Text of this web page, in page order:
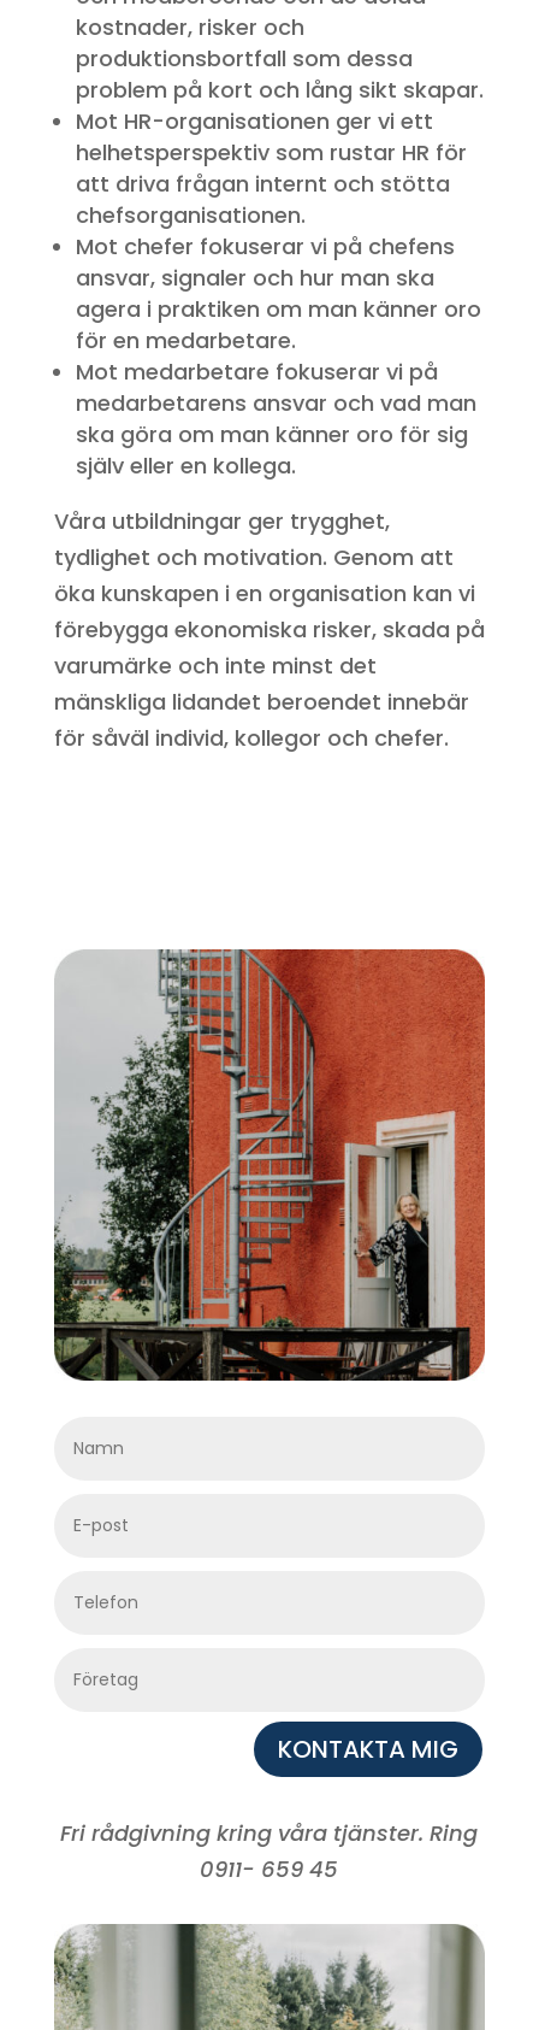
kostnader, risker och
produktionsbortfall som dessa
problem på kort och lång sikt skapar.
Mot HR-organisationen ger vi ett
helhetsperspektiv som rustar HR för
att driva frågan internt och stötta
chefsorganisationen.
Mot chefer fokuserar vi på chefens
ansvar, signaler och hur man ska
agera i praktiken om man känner oro
för en medarbetare.
Mot medarbetare fokuserar vi på
medarbetarens ansvar och vad man
ska göra om man känner oro för sig
själv eller en kollega.
Våra utbildningar ger trygghet,
tydlighet och motivation. Genom att
öka kunskapen i en organisation kan vi
förebygga ekonomiska risker, skada på
varumärke och inte minst det
mänskliga lidandet beroendet innebär
för såväl individ, kollegor och chefer.
KONTAKTA MIG
Fri rådgivning kring våra tjänster. Ring
0911- 659 45